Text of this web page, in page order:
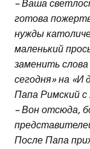
– Ваша
готова
нужды
маленький
заменить
сегодня» на «И
Папа Римский
– Вон отсюда,
После Папа